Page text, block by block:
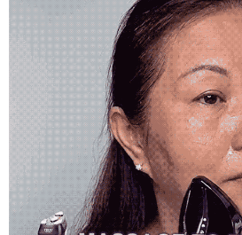
atau pembayaran ansuran akan
Syarikat, dan pelanggan hendaklah
perjanjian menggunakan sistem bil Syarikat.
Untuk memenuhi hubungan kontrak yang
penggunaan OP Pay Later, peniaga akan
anda (termasuk nama, nombor telefon, atau
tujuan pengumpulan, pemprosesan dan
diperlukan untuk pengebilan ansuran,
pengesahan semula dan pembetulan.
Untuk terma perkhidmatan penuh, sila rujuk
https://oppay.tw/userRule" target="_blank"
style">https://oppay.tw/userRule
Ketiga, Syarat Perkhidmatan
Perkhidmatan AFTEE Beli Sekarang Bayar
Taiwan, Inc. dan AFTEE akan membuat bil
akan menggunakan data peribadi yang
pembeli, no. telefon, nama penerima, no.
penggunaan perkhidmatan. Sila rujuk
Data Peribadi, Pemprosesan, Penggunaan"
(https://aftee.tw/privacypolicy/
) untuk
Jumlah yang diperakui untuk pengguna kali
kelulusan boleh sehingga NT$10,000. Jika
pembayaran dalam tempoh tersebut, yuran
20% setahun akan dikenakan. Pengguna
mendapatkan kebenaran daripada ibu bapa
NT$1,880 atau lebih
台灣宅配(便利帶)
NT$80/pesanan | Penghantaran
NT$1,880 atau lebih
離島宅配
NT$100/pesanan | Penghantaran
NT$2,000 atau lebih
宅配貨到付款
NT$100/pesanan | Penghantaran